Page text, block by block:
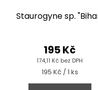
Staurogyne sp.
174,11 Kč bez DPH
195 Kč
Měrná
cena:
195 Kč / 1 ks